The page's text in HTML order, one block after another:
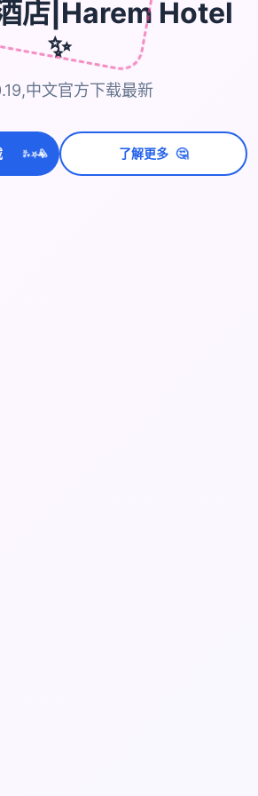
店|Harem Hotel
✨
中文官方下载最新
✨
⭐
💫 了解更多 🤔